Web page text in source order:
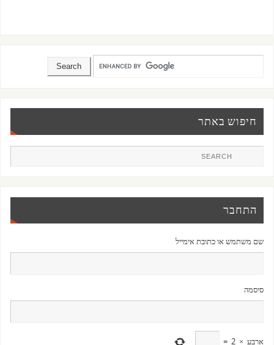
חיפוש באתר
התחבר
שם משתמש או כתובת אימייל
סיסמה
ארבע ×
2
=